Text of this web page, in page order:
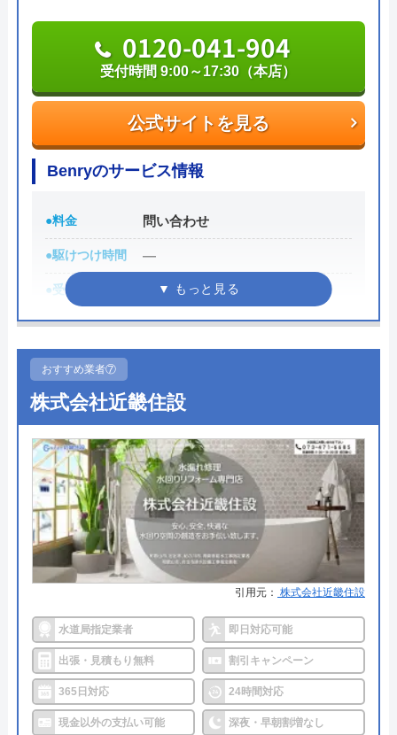
作業時間は3時間単位での予約が可能で、作業当日
は訪問の1～2時間前に連絡があるのでご安心くださ
い。蛇口交換の場合の料金は、基本料金5,500円、作
業料金8,800円～、部品代の合計となります。Web
からの申込み、または、LINE会員登録で作業料金か
ら3,000円割引、電話にて「ホームページを見た」と
い。
公式サイトを見る
0120-882-333
受付時間 24時間365日対応
水のトラブルサポートセンターの基本情報
運営会社 株式会社シンエイ
代表者 木原朗広
創業・設立 2004年3月創業
所在地
〒540-0012
大阪府大阪市中央区谷町2-4-3 アイエ
対応エリア
水のトラブルサポートセンターのクチコミ
on
公式サイトを見る
0120-041-904
受付時間 9:00～17:30（本店）
Benryのサービス情報
●料金 問い合わせ
●駆けつけ時間 ―
●受付時間
●定休日 ―
●累計実績
●保証・保険 ―
詳細は公式HPでご確認ください
Benryがおすすめの理由
Benry（ベンリー）は、自宅で発生したさまざまな
困りごとを相談できる業者です。具体的な料金を知
りたい場合は、問い合わせが必要です。見積もりは
無料であり、料金や内容に納得できない場合はキャ
ンセルしても構いません。その場合、料金は発生し
ないため安心です。
深夜や早朝にも対応していますが、追加料金が発生
する可能性があります。また、支払い方法は基本的
おすすめ業者⑦
株式会社近畿住設
引用元： 株式会社近畿住設
水道局指定業者 即日対応可能
出張・見積もり無料 割引キャンペーン
365日対応 24時間対応
現金以外の支払い可能 深夜・早朝割増なし